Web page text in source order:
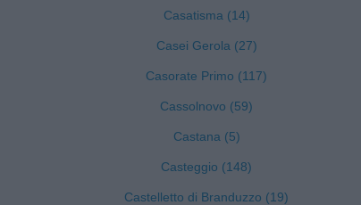
Casatisma (14)
Casei Gerola (27)
Casorate Primo (117)
Cassolnovo (59)
Castana (5)
Casteggio (148)
Castelletto di Branduzzo (19)